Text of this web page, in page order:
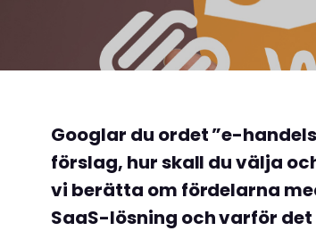
Googlar du ordet ”e-
förslag, hur skall du välja
vi berätta om fördelarna
SaaS-lösning och varför